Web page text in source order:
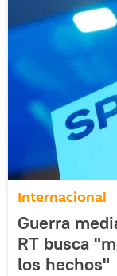
Internacional
Guerra
RT busca
los hechos"